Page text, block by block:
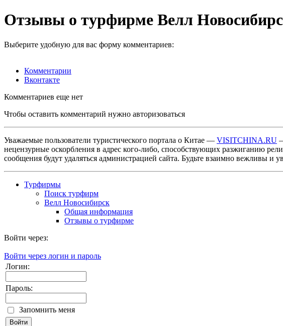
Отзывы о турфирме Велл
Выберите удобную для вас форму комментариев:
Комментарии
Вконтакте
Комментариев еще нет
Чтобы оставить комментарий нужно авторизоваться
Уважаемые пользователи туристического портала о Китае — VISITCHINA.RU
нецензурные оскорбления в адрес кого-либо, способствующих разжиганию
сообщения будут удаляться администрацией сайта. Будьте взаимно вежливы и
Турфирмы
Поиск турфирм
Велл Новосибирск
Общая информация
Отзывы о турфирме
Войти через:
Войти через логин и пароль
Логин:
Пароль:
Запомнить меня